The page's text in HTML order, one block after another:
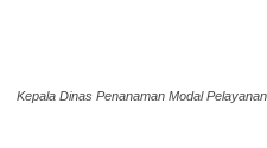
Kepala Dinas Penanaman Modal